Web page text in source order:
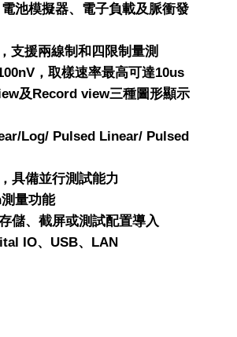
池模擬器、電子負載及脈衝發
支援兩線制和四限制量測
，取樣速率最高可達10us
及Record view三種圖形顯示
Log/ Pulsed Linear/ Pulsed
具備並行測試能力
量功能
儲、截屏或測試配置導入
IO、USB、LAN